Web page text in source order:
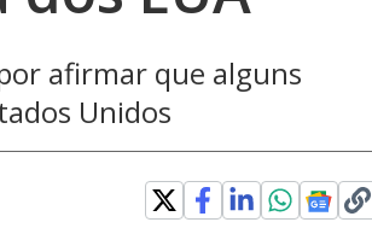
afirmar que alguns
Unidos